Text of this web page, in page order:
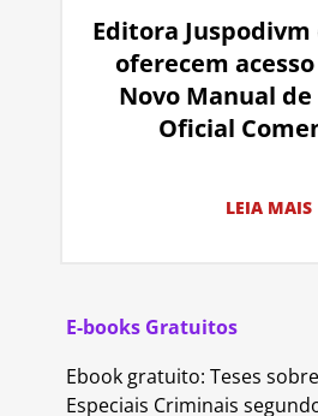
Editora Juspodivm
oferecem
Novo Manual de
Oficial
LEIA MAIS
E-books Gratuitos
Ebook gratuito: Teses
Especiais Criminais